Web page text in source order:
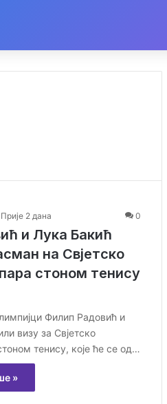
Прије 2 дана 0
и Лука Бакић
на Свјетско
стоном тенису
Филип Радовић и
визу за Свјетско
тенису, које ће се од…
»